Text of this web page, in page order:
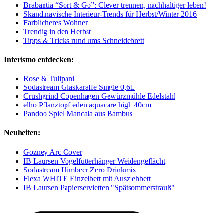
Brabantia “Sort & Go”: Clever trennen, nachhaltiger leben!
Skandinavische Interieur-Trends für Herbst/Winter 2016
Farblicheres Wohnen
Trendig in den Herbst
Tipps & Tricks rund ums Schneidebrett
Interismo entdecken:
Rose & Tulipani
Sodastream Glaskaraffe Single 0,6L
Crushgrind Copenhagen Gewürzmühle Edelstahl
elho Pflanztopf eden aquacare high 40cm
Pandoo Spiel Mancala aus Bambus
Neuheiten:
Gozney Arc Cover
IB Laursen Vogelfutterhänger Weidengeflächt
Sodastream Himbeer Zero Drinkmix
Flexa WHITE Einzelbett mit Ausziehbett
IB Laursen Papierservietten "Spätsommerstrauß"